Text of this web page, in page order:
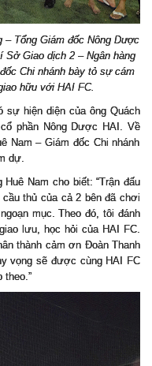
– Tổng Giám đốc Nông Dược
Giao dịch 2 – Ngân hàng
Chi nhánh bày tỏ sự cám
hữu với HAI FC.
sựhiện diện của ông Quách
phần Nông Dược HAI. Về
Nam – Giám đốc Chi nhánh
dự.
Nam cho biết: “Trận đấu
thủ của cả 2 bên đã chơi
mục. Theo đó, tôi đánh
lưu, học hỏi của HAI FC.
thành cảm ơn Đoàn Thanh
vọng sẽ được cùng HAI FC
theo.”